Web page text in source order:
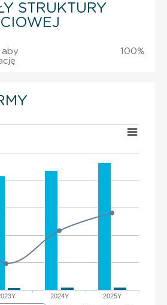
STRUKTURY
aby
100%
2024Y 2025Y